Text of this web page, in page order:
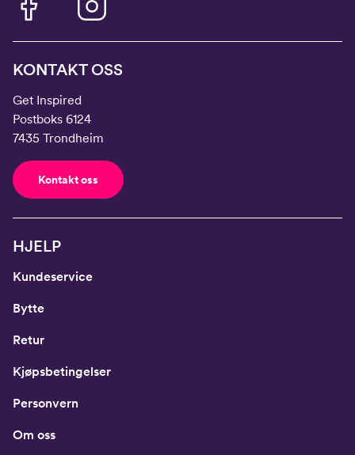
KONTAKT OSS
Get Inspired
Postboks 6124
7435 Trondheim
Kontakt oss
HJELP
Kundeservice
Bytte
Retur
Kjøpsbetingelser
Personvern
Om oss